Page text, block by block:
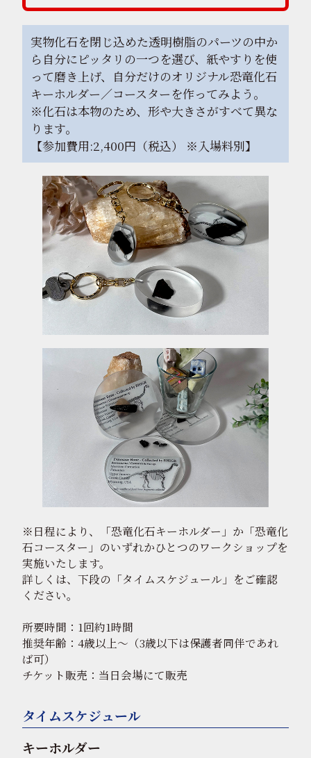
実物化石を閉じ込めた透明樹脂のパーツの中か
ら自分にピッタリの一つを選び、紙やすりを使
って磨き上げ、自分だけのオリジナル恐竜化石
キーホルダー／コースターを作ってみよう。
※化石は本物のため、形や大きさがすべて異な
ります。
【参加費用:2,400円（税込） ※入場料別】
※日程により、「恐竜化石キーホルダー」か「恐竜化
石コースター」のいずれかひとつのワークショップを
実施いたします。
詳しくは、下段の「タイムスケジュール」をご確認
ください。
所要時間：1回約1時間
推奨年齢：4歳以上～（3歳以下は保護者同伴であれ
ば可）
チケット販売：当日会場にて販売
タイムスケジュール
キーホルダー